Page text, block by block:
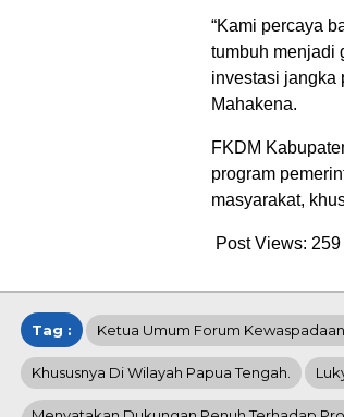
“Kami percaya
tumbuh menjadi
investasi jangka
Mahakena.
FKDM
program
masyarakat,
Post Views: 259
Tag : Ketua Umum Forum
Khususnya Di Wilayah Papua Tengah.